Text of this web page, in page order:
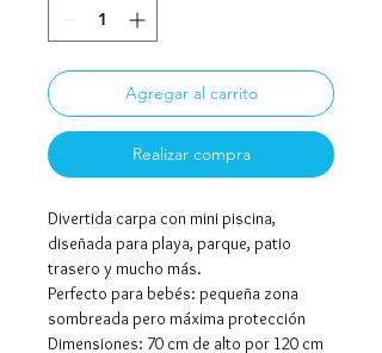
Agregar al carrito
Realizar compra
Divertida carpa con mini piscina,
diseñada para playa, parque, patio
trasero y mucho más.
Perfecto para bebés: pequeña zona
sombreada pero máxima protección
Dimensiones: 70 cm de alto por 120 cm